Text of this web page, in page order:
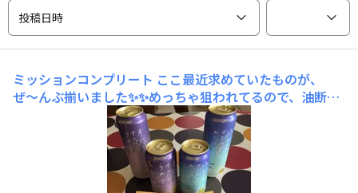
投稿日時
ミッションコンプリート ここ最近求めていたものが、
ぜ〜んぶ揃いました✨✨めっちゃ狙われてるので、油断は